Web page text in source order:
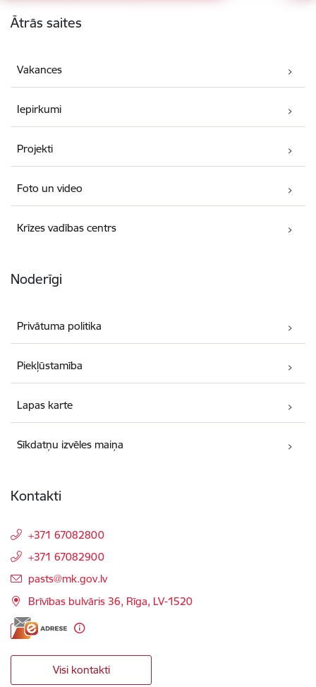
Kājene
Ātrās saites
Vakances
Iepirkumi
Projekti
Foto un video
Krīzes vadības centrs
Noderīgi
Privātuma politika
Piekļūstamība
Lapas karte
Sīkdatņu izvēles maiņa
Kontakti
+371 67082800
+371 67082900
E-pasts:
pasts@mk.gov.lv
Brīvības bulvāris 36, Rīga, LV-1520
Visi kontakti